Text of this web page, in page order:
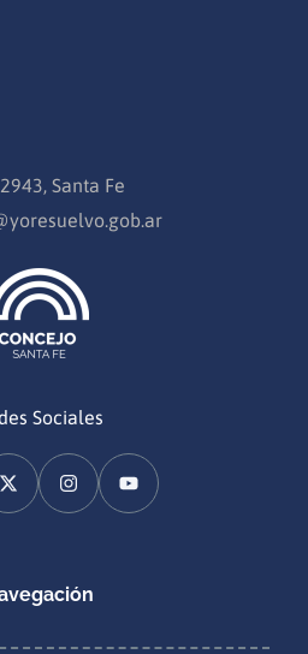
Santa Fe
Sociales